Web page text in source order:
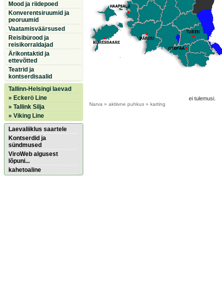
Mood ja riidepoed
Konverentsiruumid ja
peoruumid
Vaatamisväärsused
Reisibürood ja
reisikorraldajad
Ärikontaktid ja
ettevõtted
Teatrid ja
kontserdisaalid
Tallinn-Helsingi laevad
» Eckerö Line
» Tallink Silja
» Viking Line
Laevaliiklus saartele
Kontserdid ja
sündmused
ViroWeb algusest
lõpuni...
kahetoaline
ei tulemusi.
Narva » aktiivne puhkus » karting